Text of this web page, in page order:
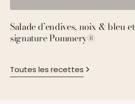
Toutes les recettes
Salade d’endives, noix & bleu
signature Pommery®